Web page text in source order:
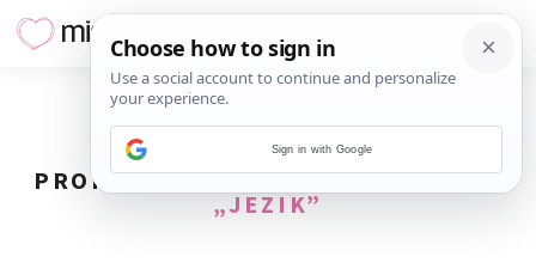
PRONAĐENO20REZULTATA ZA TAG
„JEZIK”
Sign in with Google